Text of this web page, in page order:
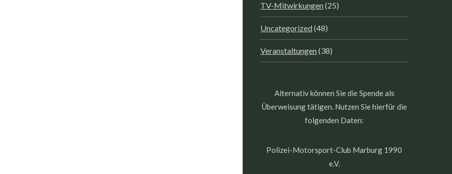
TV-Mitwirkungen(25)
Uncategorized(48)
Veranstaltungen(38)
Alternativ können Sie die Spende als
Überweisung tätigen. Nutzen Sie hierfür die
folgenden Daten:
Polizei-Motorsport-Club Marburg 1990
e.V.